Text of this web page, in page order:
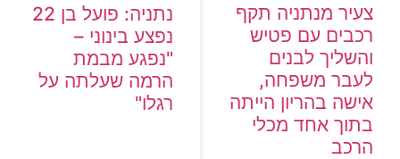
צעיר מנתניה תקף
רכבים עם פטיש
והשליך לבנים
לעבר משפחה,
אישה בהריון הייתה
בתוך אחד מכלי
הרכב
נתניה: פועל בן 22
נפצע בינוני –
"נפגע מבמת
הרמה שעלתה על
רגלו"